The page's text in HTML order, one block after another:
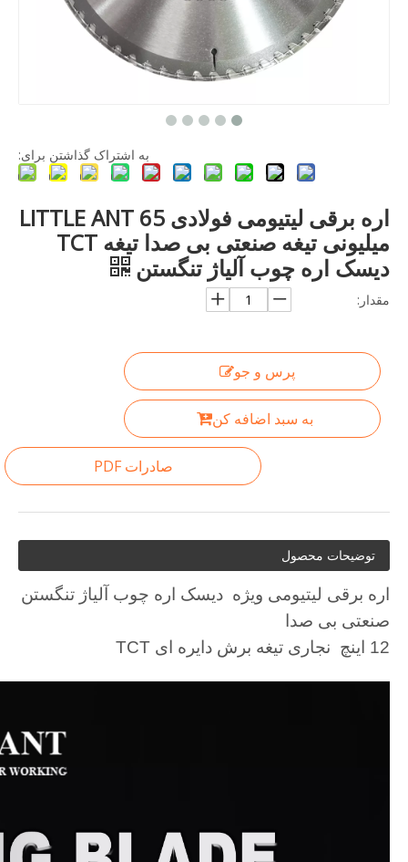
به اشتراک گذاشتن برای:
اره برقی لیتیومی فولادی LITTLE ANT 65
میلیونی تیغه صنعتی بی صدا تیغه TCT
دیسک اره چوب آلیاژ تنگستن
مقدار:
پرس و جو
به سبد اضافه کن
صادرات PDF
توضیحات محصول
اره برقی لیتیومی ویژه دیسک اره چوب آلیاژ تنگستن
صنعتی بی صدا
12 اینچ نجاری تیغه برش دایره ای TCT